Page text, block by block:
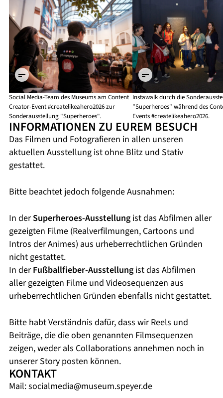
©
Historisches
Museum der
Pfalz Speyer
/ Foto:
Hans-Georg
Merkel
Social Media-Team des Museums am Content
Creator-Event #createlikeahero2026 zur
Sonderausstellung "Superheroes".
Historisches
Museum der
Pfalz Speyer
/ Foto:
Hans-Georg
Merkel
Instawalk durch die
"Superheroes" während des
Events #createlikeahero2026.
INFORMATIONEN ZU EUREM BESUCH
Das Filmen und Fotografieren in allen unseren
aktuellen Ausstellung ist ohne Blitz und Stativ
gestattet.
Bitte beachtet jedoch folgende Ausnahmen:
In derSuperheroes-Ausstellung ist das Abfilmen aller
gezeigten Filme (Realverfilmungen, Cartoons und
Intros der Animes) aus urheberrechtlichen Gründen
nicht gestattet.
In derFußballfieber-Ausstellung ist das Abfilmen
aller gezeigten Filme und Videosequenzen aus
urheberrechtlichen Gründen ebenfalls nicht gestattet.
Bitte habt Verständnis dafür, dass wir Reels und
Beiträge, die die oben genannten Filmsequenzen
zeigen, weder als Collaborations annehmen noch in
unserer Story posten können.
KONTAKT
Mail:socialmedia@museum.speyer.de